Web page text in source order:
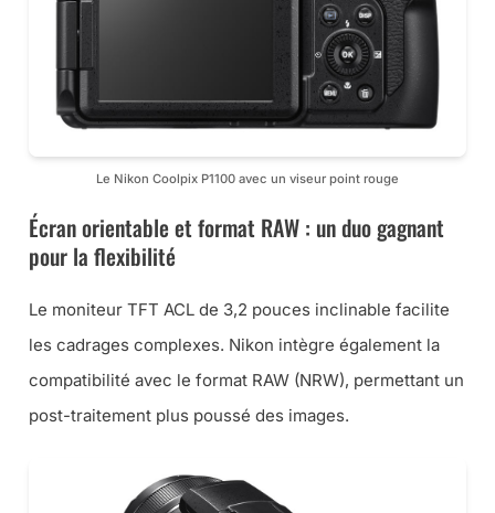
Le Nikon Coolpix P1100 avec un viseur point rouge
Écran orientable et format RAW : un duo gagnant
pour la flexibilité
Le moniteur TFT ACL de 3,2 pouces inclinable facilite
les cadrages complexes. Nikon intègre également la
compatibilité avec le format RAW (NRW), permettant un
post-traitement plus poussé des images.